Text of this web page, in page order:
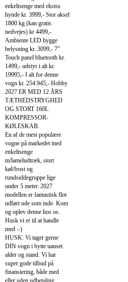
enkeltsenge med ekstra
hynde kr. 3999,- Stor aksel
1800 kg (kan gratis
nedvejes) kr 4499,-
Ambiente LED hygge
belysning kr. 3099,- 7"
Touch panel bluetooth kr.
1499,- udstyr i alt kr.
19995,- I alt for denne
vogn kr. 254.945,- Hobby
2027 ER MED 12 ÅRS
TÆTHEDSTRYGHED
OG STORT 160L
KOMPRESSOR-
KØLESKAB.
En af de mest populære
vogne på markedet med
enkeltsenge
m/lameludtræk, stort
køl/frost og
rundsiddegruppe lige
under 5 meter. 2027
modellen er fantastisk flot
udført ude som inde. Kom
og oplev denne hos os.
Husk vi er til at handle
med :-)
HUSK: Vi tager gerne
DIN vogn i bytte uanset
alder og stand. Vi har
super gode tilbud på
finansiering, både med
eller uden udbetaling.